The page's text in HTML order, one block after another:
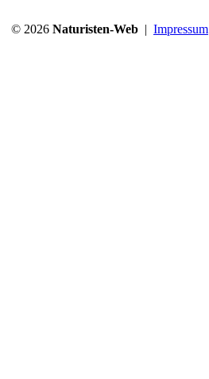
© 2026 Naturisten-Web | Impressum